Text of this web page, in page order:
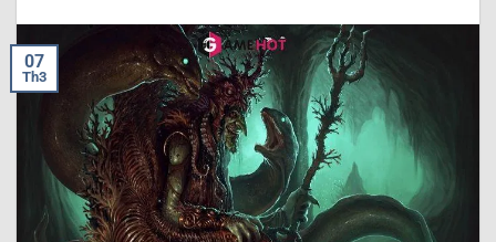
07
Th3